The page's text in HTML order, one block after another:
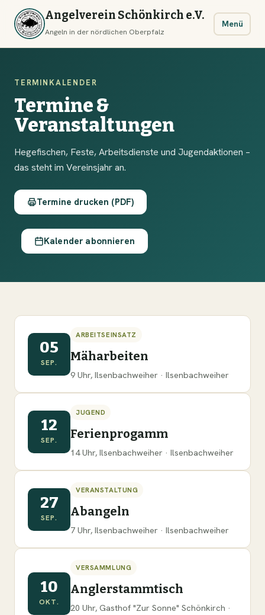
Angelverein Schönkirch e.V.
Angeln in der nördlichen Oberpfalz
Menü
TERMINKALENDER
Termine &
Veranstaltungen
Hegefischen, Feste, Arbeitsdienste und Jugendaktionen –
das steht im Vereinsjahr an.
Termine drucken (PDF)
Kalender abonnieren
05
SEP.
ARBEITSEINSATZ
Mäharbeiten
9 Uhr, Ilsenbachweiher · Ilsenbachweiher
12
SEP.
JUGEND
Ferienprogamm
14 Uhr, Ilsenbachweiher · Ilsenbachweiher
27
SEP.
VERANSTALTUNG
Abangeln
7 Uhr, Ilsenbachweiher · Ilsenbachweiher
10
OKT.
VERSAMMLUNG
Anglerstammtisch
20 Uhr, Gasthof "Zur Sonne" Schönkirch ·